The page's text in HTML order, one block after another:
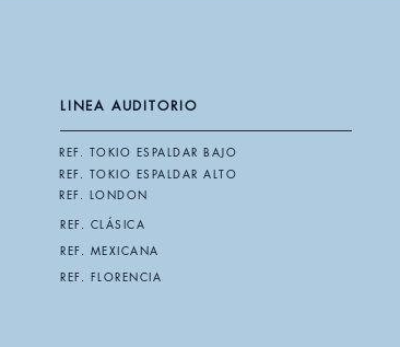
REF. TOKIO ESPALDAR BAJO
REF. TOKIO ESPALDAR ALTO
REF. LONDON
LINEA AUDITORIO
REF. CLÁSICA
REF. MEXICANA
REF. FLORENCIA